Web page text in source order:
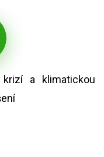
krizí a klimatickou